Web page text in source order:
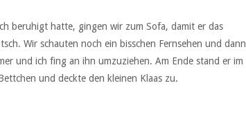
beruhigt hatte, gingen wir zum Sofa, damit er das
Wir schauten noch ein bisschen Fernsehen und dann
und ich fing an ihn umzuziehen. Am Ende stand er im
und deckte den kleinen Klaas zu.